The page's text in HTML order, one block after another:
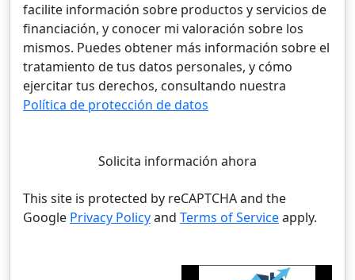
facilite información sobre productos y servicios de
financiación, y conocer mi valoración sobre los
mismos. Puedes obtener más información sobre el
tratamiento de tus datos personales, y cómo
ejercitar tus derechos, consultando nuestra
Política de protección de datos
Solicita información ahora
This site is protected by reCAPTCHA and the
Google Privacy Policyand Terms of Serviceapply.